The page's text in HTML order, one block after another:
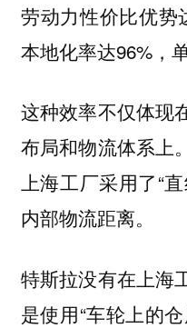
劳动力性价比优势
本地化率达96%，
这种效率不仅体现
布局和物流体系上
上海工厂采用了“
内部物流距离。
特斯拉没有在上海
是使用“车轮上的